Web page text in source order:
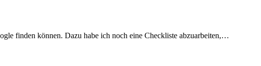
finden können. Dazu habe ich noch eine Checkliste abzuarbeiten,…